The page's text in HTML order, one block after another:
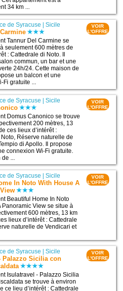
34 km ...
de Syracuse |Sicile
Tannur Del Carmine se
seulement 600 mètres de
: Cattedrale di Noto. Il
commun, un bar et une
24h/24. Cette maison de
un balcon et une
Fi gratuite ...
VOIR
L'OFFRE
de Syracuse |Sicile
Domus Canonico se trouve
200 mètres, 13
ces lieux d’intérêt :
Réserve naturelle de
di Apollo. Il propose
connexion Wi-Fi gratuite.
...
VOIR
L'OFFRE
de Syracuse |Sicile
In Noto With House A
Beautiful Home In Noto
Panoramic View se situe à
600 mètres, 13 km
lieux d’intérêt : Cattedrale
naturelle de Vendicari et
VOIR
L'OFFRE
de Syracuse |Sicile
Palazzo Sicilia con
Isulatravel - Palazzo Sicilia
se trouve à environ
ce lieu d’intérêt : Cattedrale
VOIR
L'OFFRE